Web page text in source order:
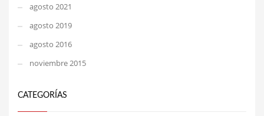
agosto 2021
agosto 2019
agosto 2016
noviembre 2015
CATEGORÍAS